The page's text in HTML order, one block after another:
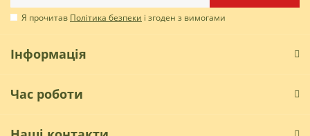
Я прочитав Політика безпеки і згоден з вимогами
Інформація
Час роботи